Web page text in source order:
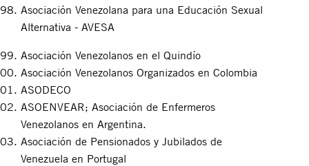
Asociación Venezolana para una Educación Sexual
Alternativa - AVESA
Asociación Venezolanos en el Quindío
Asociación Venezolanos Organizados en Colombia
ASODECO
ASOENVEAR; Asociación de Enfermeros
Venezolanos en Argentina.
Asociación de Pensionados y Jubilados de
Venezuela en Portugal